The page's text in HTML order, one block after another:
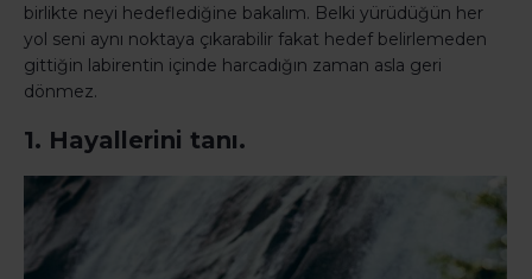
birlikte neyi hedeflediğine bakalım. Belki yürüdüğün her
yol seni aynı noktaya çıkarabilir fakat hedef belirlemeden
gittiğin labirentin içinde harcadığın zaman asla geri
dönmez.
1. Hayallerini tanı.